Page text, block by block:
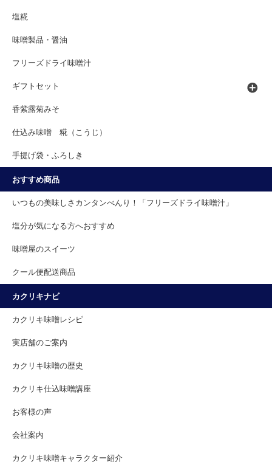
塩糀
味噌製品・醤油
フリーズドライ味噌汁
ギフトセット
香紫露菊みそ
仕込み味噌 糀（こうじ）
手提げ袋・ふろしき
おすすめ商品
いつもの美味しさカンタンべんり！「フリーズドライ味噌汁」
塩分が気になる方へおすすめ
味噌屋のスイーツ
クール便配送商品
カクリキナビ
カクリキ味噌レシピ
実店舗のご案内
カクリキ味噌の歴史
カクリキ仕込味噌講座
お客様の声
会社案内
カクリキ味噌キャラクター紹介